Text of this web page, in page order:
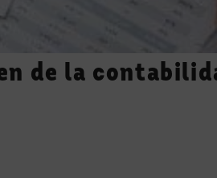
de la